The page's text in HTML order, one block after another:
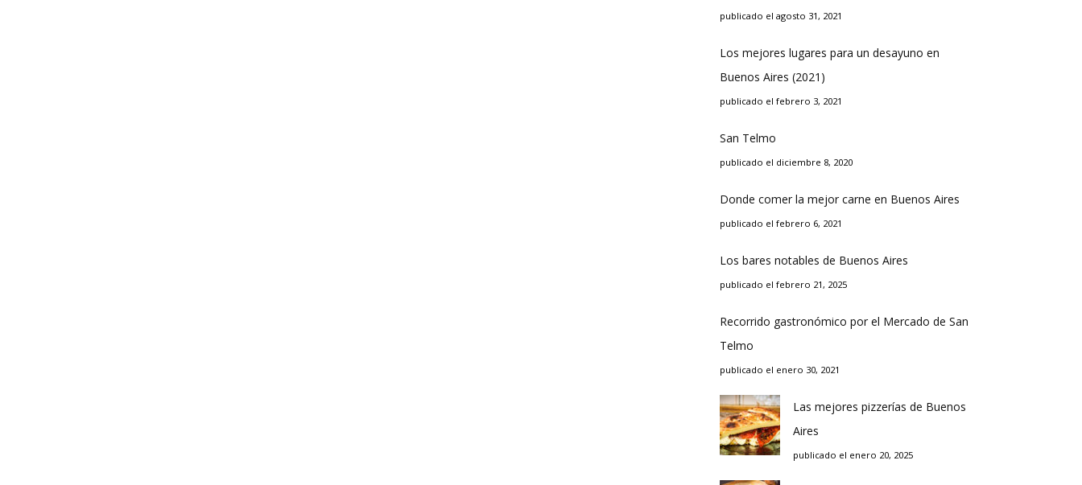
publicado el agosto 31, 2021
Los mejores lugares para un desayuno en
Buenos Aires (2021)
publicado el febrero 3, 2021
San Telmo
publicado el diciembre 8, 2020
Donde comer la mejor carne en Buenos Aires
publicado el febrero 6, 2021
Los bares notables de Buenos Aires
publicado el febrero 21, 2025
Recorrido gastronómico por el Mercado de San
Telmo
publicado el enero 30, 2021
Las mejores pizzerías de Buenos
Aires
publicado el enero 20, 2025